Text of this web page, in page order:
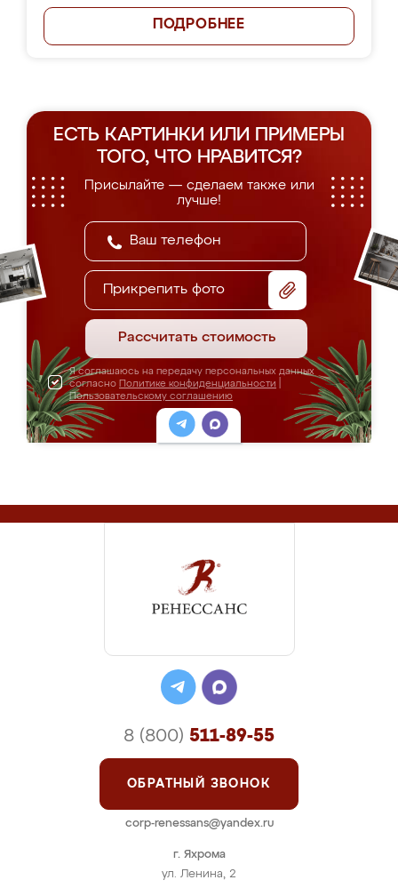
ПОДРОБНЕЕ
ЕСТЬ КАРТИНКИ ИЛИ ПРИМЕРЫ
ТОГО, ЧТО НРАВИТСЯ?
Присылайте — сделаем также или
лучше!
Прикрепить фото
Рассчитать стоимость
Я соглашаюсь на передачу персональных данных
согласно Политике конфиденциальности
Пользовательскому соглашению
г. Яхрома
ул. Ленина, 2
8 (800) 511-89-55
ОБРАТНЫЙ ЗВОНОК
corp-renessans@yandex.ru